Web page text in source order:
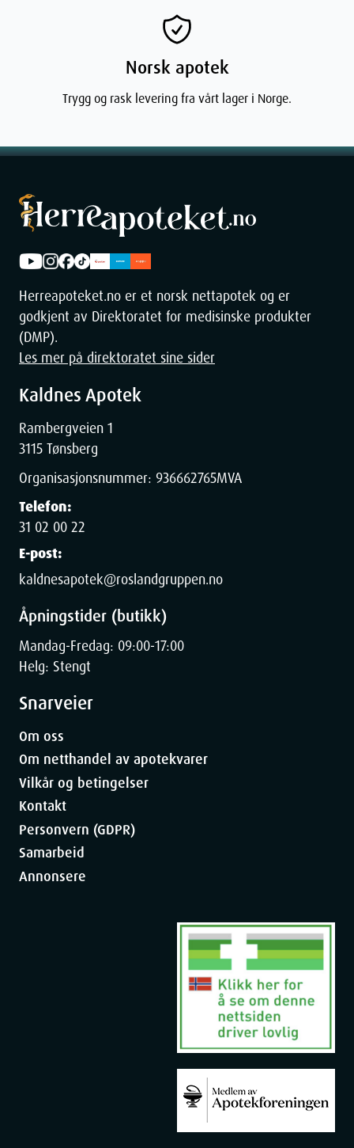
Norsk apotek
Trygg og rask levering fra vårt lager i Norge.
Herreapoteket.no er et norsk nettapotek og er
godkjent av Direktoratet for medisinske produkter
(DMP).
Les mer på direktoratet sine sider
Kaldnes Apotek
Rambergveien 1
3115 Tønsberg
Organisasjonsnummer: 936662765MVA
Telefon:
31 02 00 22
E-post:
kaldnesapotek@roslandgruppen.no
Åpningstider (butikk)
Mandag-Fredag: 09:00-17:00
Helg: Stengt
Snarveier
Om oss
Om netthandel av apotekvarer
Vilkår og betingelser
Kontakt
Personvern (GDPR)
Samarbeid
Annonsere